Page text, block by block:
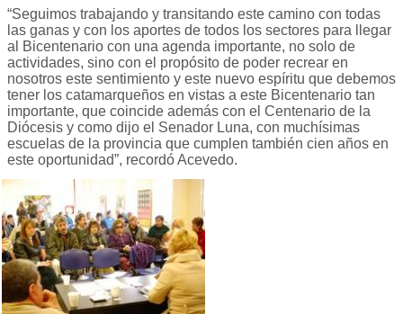
“Seguimos trabajando y transitando este camino con todas
las ganas y con los aportes de todos los sectores para llegar
al Bicentenario con una agenda importante, no solo de
actividades, sino con el propósito de poder recrear en
nosotros este sentimiento y este nuevo espíritu que debemos
tener los catamarqueños en vistas a este Bicentenario tan
importante, que coincide además con el Centenario de la
Diócesis y como dijo el Senador Luna, con muchísimas
escuelas de la provincia que cumplen también cien años en
este oportunidad”, recordó Acevedo.